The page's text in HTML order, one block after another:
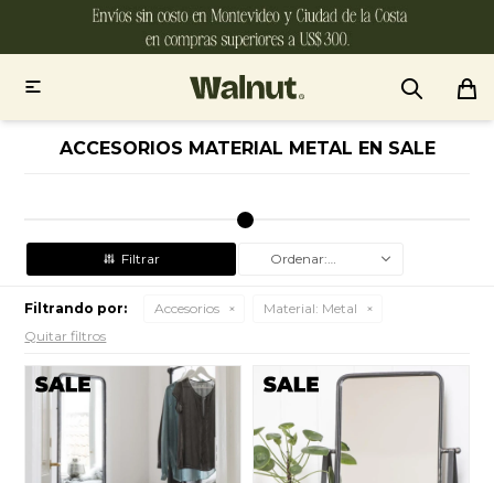

ACCESORIOS MATERIAL METAL EN SALE
Recomendados
Filtrando por: Accesorios Material: Metal
Quitar filtros